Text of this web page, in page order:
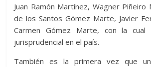
Juan Ramón Martínez, Wagner
de los Santos Gómez Marte, Javier
Carmen Gómez Marte, con la cual
jurisprudencial en el país.
También es la primera vez que